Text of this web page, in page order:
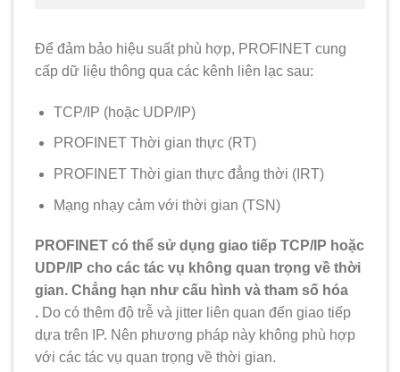
Để đảm bảo hiệu suất phù hợp, PROFINET cung
cấp dữ liệu thông qua các kênh liên lạc sau:
TCP/IP (hoặc UDP/IP)
PROFINET Thời gian thực (RT)
PROFINET Thời gian thực đẳng thời (IRT)
Mạng nhạy cảm với thời gian (TSN)
PROFINET có thể sử dụng giao tiếp TCP/IP hoặc
UDP/IP cho các tác vụ không quan trọng về thời
gian. Chẳng hạn như cấu hình và tham số hóa
. Do có thêm độ trễ và jitter liên quan đến giao tiếp
dựa trên IP. Nên phương pháp này không phù hợp
với các tác vụ quan trọng về thời gian.